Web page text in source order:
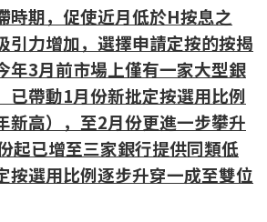
時期，促使近月低於H按息之
引力增加，選擇申請定按的按揭
年3月前市場上僅有一家大型銀
已帶動1月份新批定按選用比例
新高），至2月份更進一步攀升
起已增至三家銀行提供同類低
按選用比例逐步升穿一成至雙位